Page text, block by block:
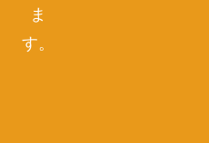
ま
す。